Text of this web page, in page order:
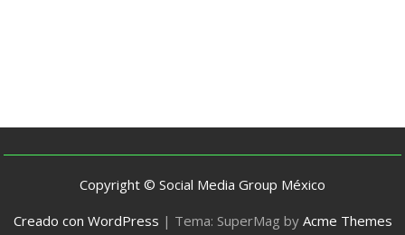
Copyright © Social Media Group México
Creado con WordPress | Tema: SuperMag by Acme Themes